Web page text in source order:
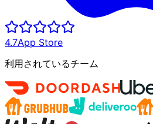
4.7App Store
利用されているチーム